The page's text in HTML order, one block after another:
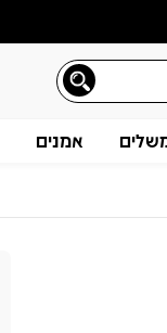
אמנים